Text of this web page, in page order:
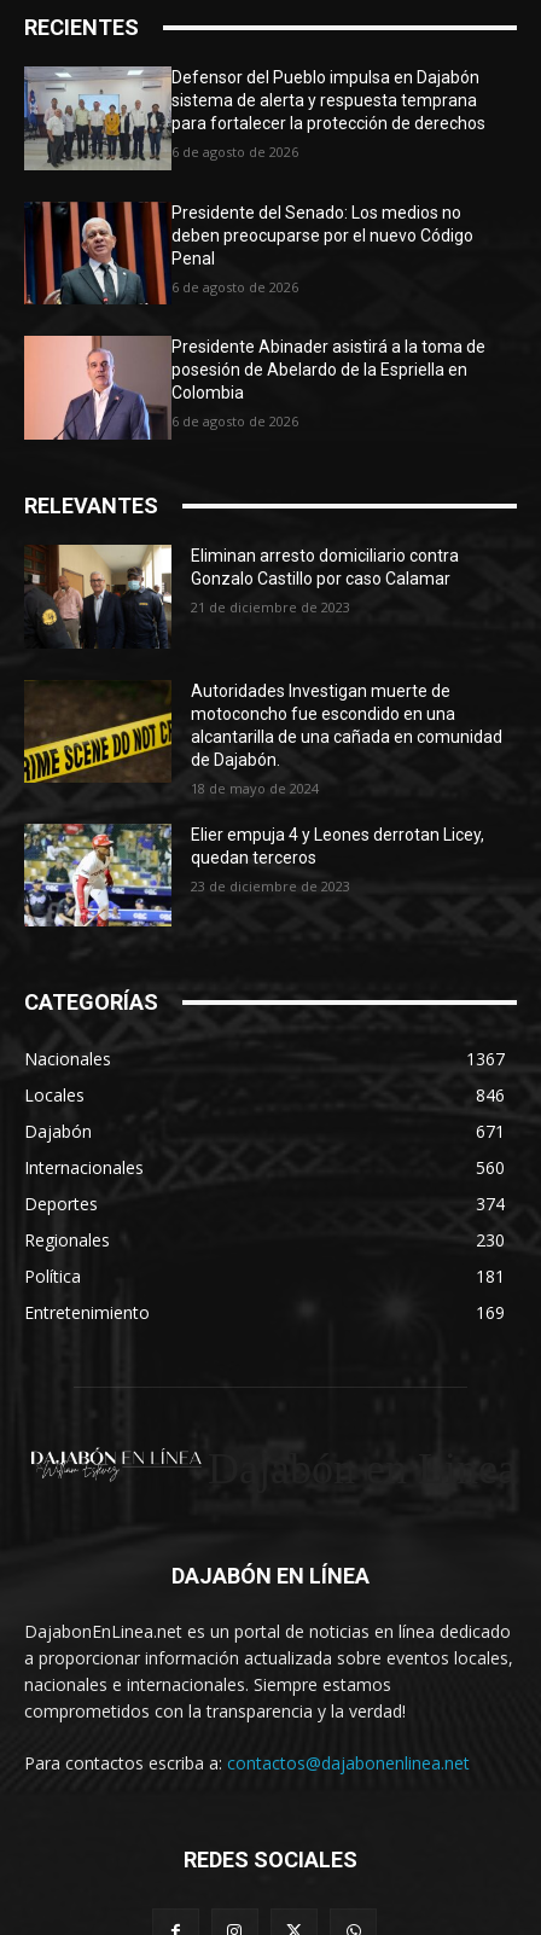
RECIENTES
Defensor del Pueblo impulsa en Dajabón
sistema de alerta y respuesta temprana
para fortalecer la protección de derechos
6 de agosto de 2026
Presidente del Senado: Los medios no
deben preocuparse por el nuevo Código
Penal
6 de agosto de 2026
Presidente Abinader asistirá a la toma de
posesión de Abelardo de la Espriella en
Colombia
6 de agosto de 2026
RELEVANTES
Eliminan arresto domiciliario contra
Gonzalo Castillo por caso Calamar
21 de diciembre de 2023
Autoridades Investigan muerte de
motoconcho fue escondido en una
alcantarilla de una cañada en comunidad
de Dajabón.
18 de mayo de 2024
Elier empuja 4 y Leones derrotan Licey,
quedan terceros
23 de diciembre de 2023
CATEGORÍAS
Nacionales
1367
Locales
846
Dajabón
671
Internacionales
560
Deportes
374
Regionales
230
Política
181
Entretenimiento
169
DAJABÓN EN LÍNEA
DajabonEnLinea.net es un portal de noticias en línea dedicado
a proporcionar información actualizada sobre eventos locales,
nacionales e internacionales. Siempre estamos
comprometidos con la transparencia y la verdad!
Para contactos escriba a: contactos@dajabonenlinea.net
REDES SOCIALES